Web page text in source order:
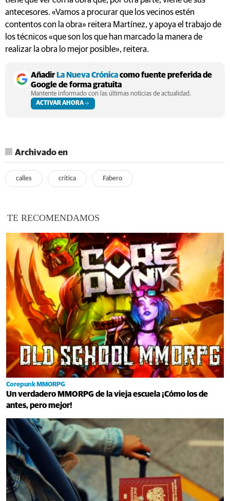
antecesores. «Vamos a procurar que los vecinos estén
contentos con la obra» reitera Martínez, y apoya el trabajo de
los técnicos «que son los que han marcado la manera de
realizar la obra lo mejor posible», reitera.
AñadirLa Nueva Crónicacomo fuente preferida de
Google de forma gratuita
Mantente informado con las últimas noticias de actualidad.
ACTIVAR AHORA
Archivado en
calles crítica Fabero
TE RECOMENDAMOS
Corepunk MMORPG
Un verdadero MMORPG de la vieja escuela ¡Cómo los de
antes, pero mejor!